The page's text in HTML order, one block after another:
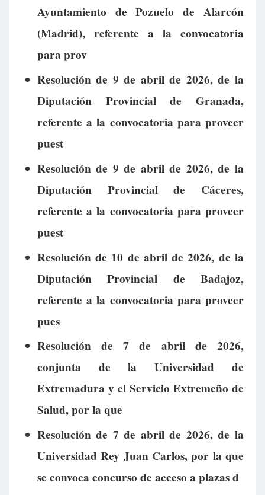
Ayuntamiento de Pozuelo de Alarcón
(Madrid), referente a la convocatoria
para prov
Resolución de 9 de abril de 2026, de la
Diputación Provincial de Granada,
referente a la convocatoria para proveer
puest
Resolución de 9 de abril de 2026, de la
Diputación Provincial de Cáceres,
referente a la convocatoria para proveer
puest
Resolución de 10 de abril de 2026, de la
Diputación Provincial de Badajoz,
referente a la convocatoria para proveer
pues
Resolución de 7 de abril de 2026,
conjunta de la Universidad de
Extremadura y el Servicio Extremeño de
Salud, por la que
Resolución de 7 de abril de 2026, de la
Universidad Rey Juan Carlos, por la que
se convoca concurso de acceso a plazas d